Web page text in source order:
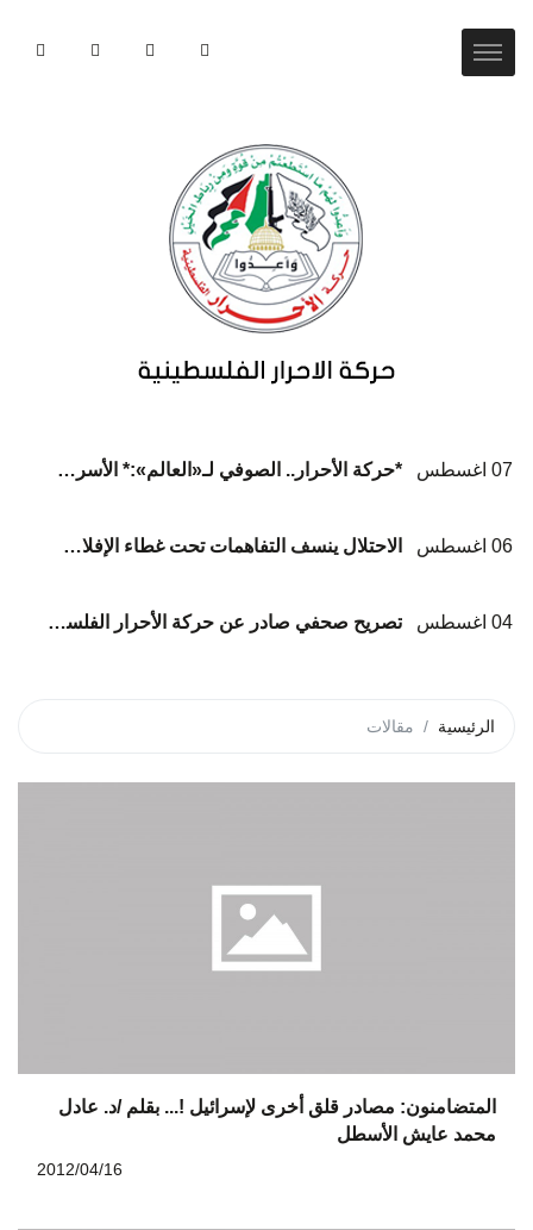
07 اغسطس *حركة الأحرار.. الصوفي لـ«العالم»:* الأسرى يواجهون كارثة إنسانية ممنهجة داخل سجون الاحتلال
06 اغسطس الاحتلال ينسف التفاهمات تحت غطاء الإفلات من العقاب... وعلى الوسطاء الانتقال من الإدانة إلى الإلزام*
04 اغسطس تصريح صحفي صادر عن حركة الأحرار الفلسطينية بشأن تشيع شهداء عائلة أبوشريعة والحساينة
الرئيسية مقالات
المتضامنون: مصادر قلق أخرى لإسرائيل !... بقلم /د. عادل
محمد عايش الأسطل